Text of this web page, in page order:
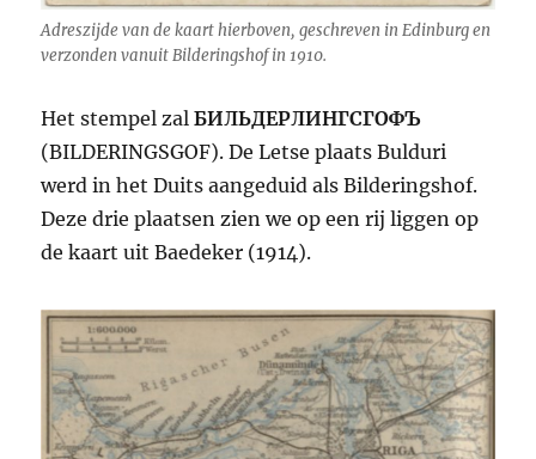
Adreszijde van de kaart hierboven, geschreven in Edinburg en
verzonden vanuit Bilderingshof in 1910.
Het stempel zalБИЛЬДЕРЛИНГСГОФЪ
(BILDERINGSGOF). De Letse plaats Bulduri
werd in het Duits aangeduid als Bilderingshof.
Deze drie plaatsen zien we op een rij liggen op
de kaart uit Baedeker (1914).